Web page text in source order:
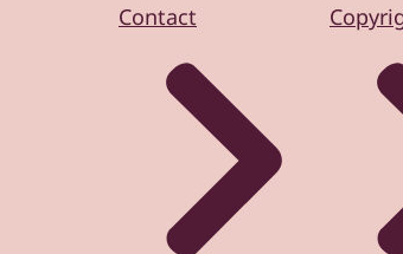
Contact